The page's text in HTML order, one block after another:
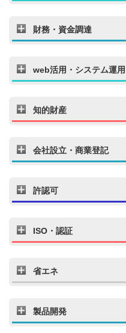
財務・資金調達
web活用・システム運用
知的財産
会社設立・商業登記
許認可
ISO・認証
省エネ
製品開発